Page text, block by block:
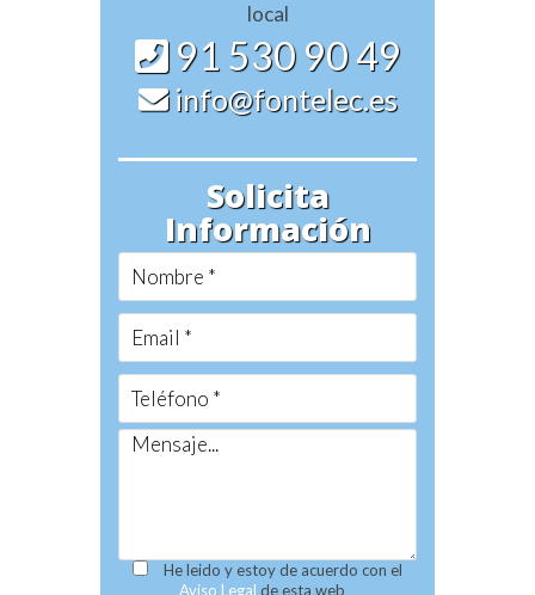
local
91 530 90 49
info@fontelec.es
Solicita
Información
He leido y estoy de acuerdo con el
Aviso Legal de esta web